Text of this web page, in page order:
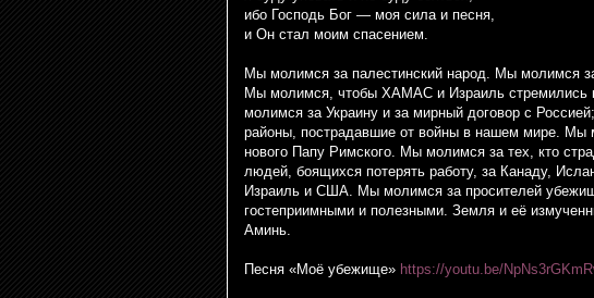
ибо Господь Бог — моя сила и песня,
и Он стал моим спасением.
Мы молимся за палестинский народ. Мы молимся
Мы молимся, чтобы ХАМАС и Израиль стремились
молимся за Украину и за мирный договор с
районы, пострадавшие от войны в нашем мире. Мы
нового Папу Римского. Мы молимся за тех, кто
людей, боящихся потерять работу, за Канаду,
Израиль и США. Мы молимся за просителей
гостеприимными и полезными. Земля и её
Аминь.
Песня «Моё убежище» https://youtu.be/